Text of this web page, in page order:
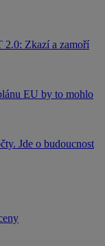
2.0: Zkazí a zamoří
EU by to mohlo
Jde o budoucnost